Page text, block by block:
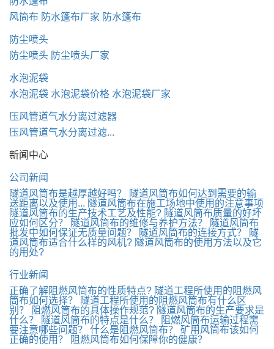
风筒布 防水篷布厂家 防水篷布
防尘喷头
防尘喷头 防尘喷头厂家
水泡泥袋
水泡泥袋 水泡泥袋价格 水泡泥袋厂家
压风管道气水分离过滤器
压风管道气水分离过滤...
新闻中心
公司新闻
隧道风筒布是越厚越好吗？
隧道风筒布如何达到需要的输
送距离以及使用... 隧道风筒布在施工场地中使用的注意事项
隧道风筒布的生产技术工艺及性能? 隧道风筒布质量的好坏
应如何区分？
隧道风筒布的维修与养护方法？
隧道风筒布
批发中如何保证无质量问题？
隧道风筒布的连接方式？
隧
道风筒布适合什么样的风机? 隧道风筒布的使用方法以及它
的用处?
行业新闻
正确了解阻燃风筒布的性质特点? 隧道工程所使用的阻燃风
筒布如何选择？
隧道工程所使用的阻燃风筒布有什么区
别？
阻燃风筒布的具体操作规范? 隧道风筒布的生产要求是
什么？
隧道风筒布的特点是什么？
阻燃风筒布运输过程需
要注意哪些问题？
什么是阻燃风筒布？
矿用风筒布该如何
正确的使用？
阻燃风筒布如何保障你的健康？